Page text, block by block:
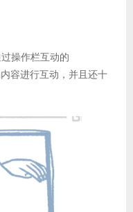
操作栏互动的
容进行互动，并且还十